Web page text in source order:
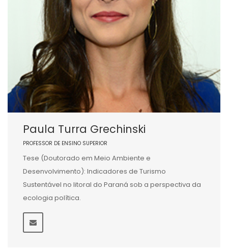
Paula Turra Grechinski
PROFESSOR DE ENSINO SUPERIOR
Tese (Doutorado em Meio Ambiente e
Desenvolvimento): Indicadores de Turismo
Sustentável no litoral do Paraná sob a perspectiva da
ecologia política.